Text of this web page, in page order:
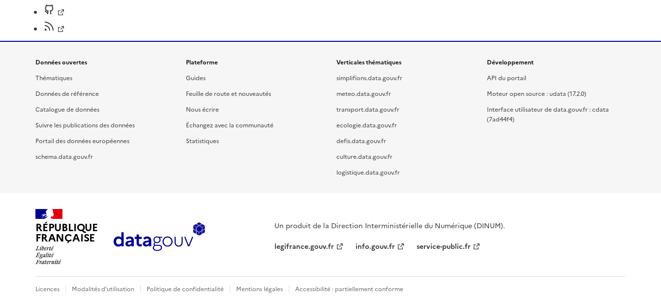
Données ouvertes
Thématiques
Données de référence
Catalogue de données
Suivre les publications des données
Portail des données européennes
schema.data.gouv.fr
Plateforme
Guides
Feuille de route et nouveautés
Nous écrire
Échangez avec la communauté
Statistiques
Verticales thématiques
simplifions.data.gouv.fr
meteo.data.gouv.fr
transport.data.gouv.fr
ecologie.data.gouv.fr
defis.data.gouv.fr
culture.data.gouv.fr
logistique.data.gouv.fr
Développement
API du portail
Moteur open source : udata (17.2.0)
Interface utilisateur de data.gouv.fr : cdata
(7ad44f4)
RÉPUBLIQUE
FRANÇAISE
Un produit de la Direction Interministérielle du Numérique (DINUM).
legifrance.gouv.fr
info.gouv.fr service-public.fr
Licences Modalités d'utilisation Politique de confidentialité Mentions légales Accessibilité : partiellement conforme